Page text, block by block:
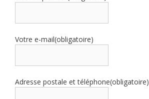
Votre e-mail(obligatoire)
Adresse postale et téléphone(obligatoire)